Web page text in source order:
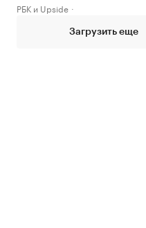
РБК и Upside
Загрузить еще